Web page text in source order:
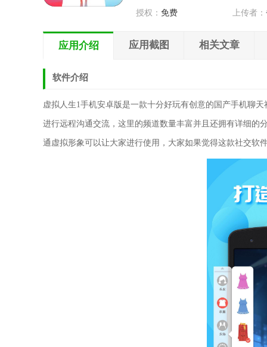
授权： 免费 上传者：
应用介绍 应用截图 相关文章
软件介绍
虚拟人生1手机安卓版是一款十分好玩有创意的国产手机聊
进行远程沟通交流，这里的频道数量丰富并且还拥有详细的
通虚拟形象可以让大家进行使用，大家如果觉得这款社交软